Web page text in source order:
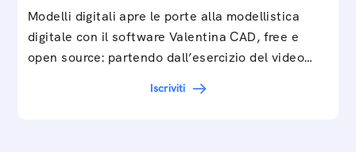
Modelli digitali apre le porte alla modellistica
digitale con il software Valentina CAD, free e
open source: partendo dall’esercizio del video…
Iscriviti